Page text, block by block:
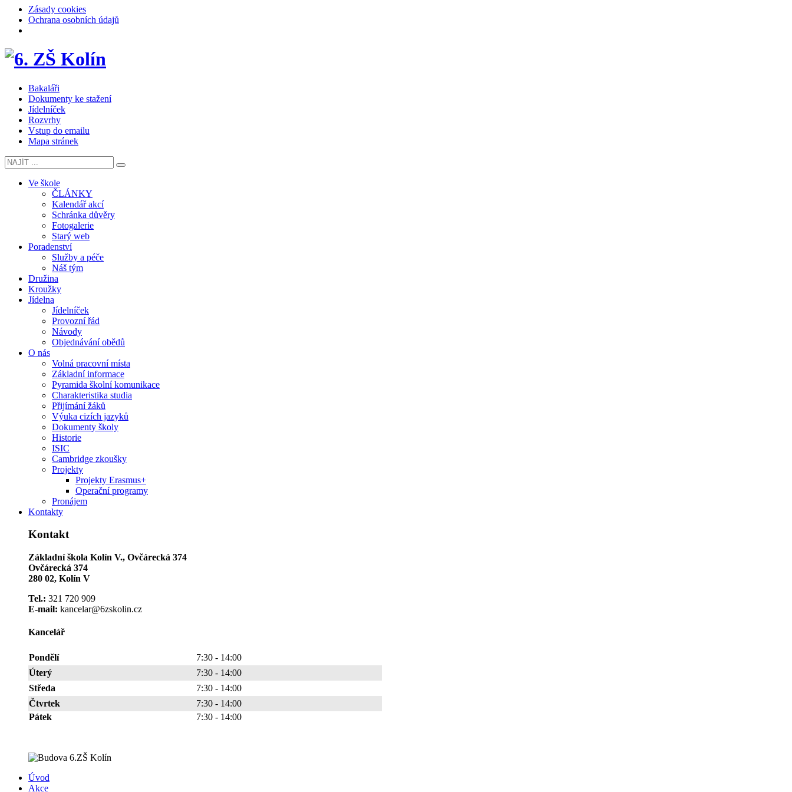
Zásady cookies
Ochrana osobních údajů
Bakaláři
Dokumenty ke stažení
Jídelníček
Rozvrhy
Vstup do emailu
Mapa stránek
Ve škole
ČLÁNKY
Kalendář akcí
Schránka důvěry
Fotogalerie
Starý web
Poradenství
Služby a péče
Náš tým
Družina
Kroužky
Jídelna
Jídelníček
Provozní řád
Návody
Objednávání obědů
O nás
Volná pracovní místa
Základní informace
Pyramida školní komunikace
Charakteristika studia
Přijímání žáků
Výuka cizích jazyků
Dokumenty školy
Historie
ISIC
Cambridge zkoušky
Projekty
Projekty Erasmus+
Operační programy
Pronájem
Kontakty
Kontakt
Základní škola Kolín V., Ovčárecká 374
Ovčárecká 374
280 02, Kolín V
Tel.: 321 720 909
E-mail: kancelar@6zskolin.cz
Kancelář
Pondělí
7:30 - 14:00
Úterý
7:30 - 14:00
Středa
7:30 - 14:00
Čtvrtek
7:30 - 14:00
Pátek
7:30 - 14:00
Úvod
Akce